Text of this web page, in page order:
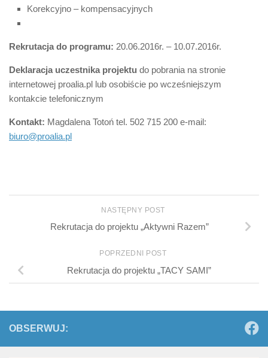
Korekcyjno – kompensacyjnych
Rekrutacja do programu: 20.06.2016r. – 10.07.2016r.
Deklaracja uczestnika projektu do pobrania na stronie
internetowej proalia.pl lub osobiście po wcześniejszym
kontakcie telefonicznym
Kontakt: Magdalena Totoń tel. 502 715 200 e-mail:
biuro@proalia.pl
NASTĘPNY POST
Rekrutacja do projektu „Aktywni Razem”
POPRZEDNI POST
Rekrutacja do projektu „TACY SAMI”
OBSERWUJ: